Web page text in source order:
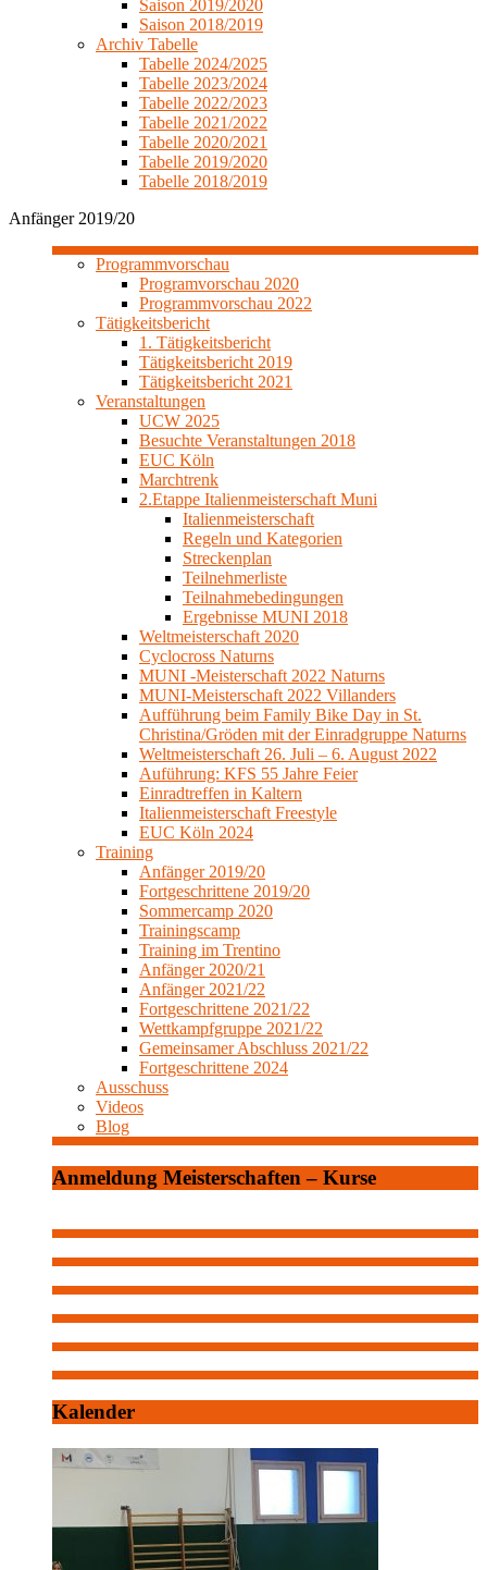
Saison 2019/2020
Saison 2018/2019
Archiv Tabelle
Tabelle 2024/2025
Tabelle 2023/2024
Tabelle 2022/2023
Tabelle 2021/2022
Tabelle 2020/2021
Tabelle 2019/2020
Tabelle 2018/2019
Anfänger 2019/20
Programmvorschau
Programvorschau 2020
Programmvorschau 2022
Tätigkeitsbericht
1. Tätigkeitsbericht
Tätigkeitsbericht 2019
Tätigkeitsbericht 2021
Veranstaltungen
UCW 2025
Besuchte Veranstaltungen 2018
EUC Köln
Marchtrenk
2.Etappe Italienmeisterschaft Muni
Italienmeisterschaft
Regeln und Kategorien
Streckenplan
Teilnehmerliste
Teilnahmebedingungen
Ergebnisse MUNI 2018
Weltmeisterschaft 2020
Cyclocross Naturns
MUNI -Meisterschaft 2022 Naturns
MUNI-Meisterschaft 2022 Villanders
Aufführung beim Family Bike Day in St.
Christina/Gröden mit der Einradgruppe Naturns
Weltmeisterschaft 26. Juli – 6. August 2022
Auführung: KFS 55 Jahre Feier
Einradtreffen in Kaltern
Italienmeisterschaft Freestyle
EUC Köln 2024
Training
Anfänger 2019/20
Fortgeschrittene 2019/20
Sommercamp 2020
Trainingscamp
Training im Trentino
Anfänger 2020/21
Anfänger 2021/22
Fortgeschrittene 2021/22
Wettkampfgruppe 2021/22
Gemeinsamer Abschluss 2021/22
Fortgeschrittene 2024
Ausschuss
Videos
Blog
Anmeldung Meisterschaften – Kurse
Kalender